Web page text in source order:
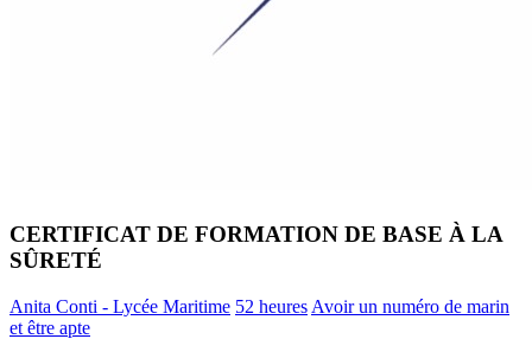
CERTIFICAT DE FORMATION DE BASE À LA
SÛRETÉ
Anita Conti - Lycée Maritime 52 heures Avoir un numéro de marin
et être apte